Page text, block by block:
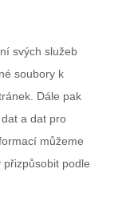
Doporučený věk
svých služeb
soubory k
Dále pak
a dat pro
můžeme
podle